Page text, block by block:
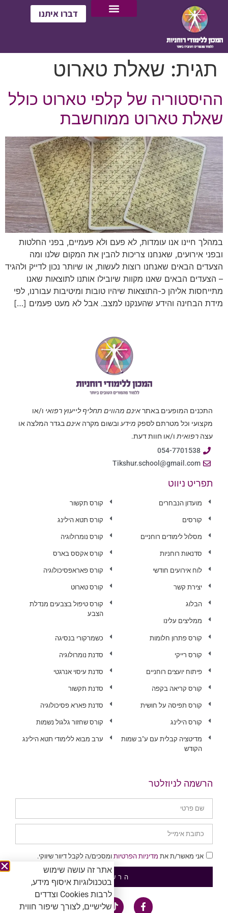
דברו איתנו
תגית: שאלת טארוט
ההיסטוריה של קלפי טארוט כולל
שאלת טארוט ממוחשבת
במהלך חיינו אנו עומדות, לא פעם ולא פעמיים, בפני החלטות
ובפני אירועים, שאנחנו צריכות להבין את המקום שלנו ומה
הצעדים הבאים שאנחנו רוצות לעשות, או שיותר נכון לדייק ולהגיד
– הצעדים הבאים שאנו מקוות שיובילו אותנו לתוצאות שאנו
מתייחסות אליהן כ-התוצאות שיהיו טובות ומיטיבות עבורנו, לפי
מידת הבחינה והידע שהענקנו למצב. אבל לא מעט פעמים […]
התכנים המופעים באתראינם מהווים תחליף לייעוץ רפואי ו/או
מקצועי וכל מטרתם לספק מידע ובשום מקרה אינםבגדר המלצה או
עצה רפואית ו/או חוות דעת.
054-7701538
Tikshur.school@gmail.com
תפריט ניווט
מועדון הנבחרים
קורסים
מסלול לימודים רוחניים
סדנאות רוחניות
לוח אירועים חודשי
יצירת קשר
הבלוג
ממליצים עלינו
קורס תקשור
קורס תטא הילינג
קורס נומרולוגיה
קורס אקסס בארס
קורס פאראפסיכולוגיה
קורס טארוט
קורס טיפול בצבעים מנדלת
הצבע
קורס פתרון חלומות
קורס רייקי
פיתוח יועצים רוחניים
קורס קריאה בקפה
קורס תפיסה על חושית
קורס הילינג
מדיטציה קבלית עם ע"ב שמות
הקודש
כשמרקורי בנסיגה
סדנת נומרולוגיה
סדנת עיסוי אנרגטי
סדנת תקשור
סדנת פארא פסיכולוגיה
קורס שחזור גלגול נשמות
ערב מבוא ללימודי תטא הילינג
הרשמה לניוזלטר
אני מאשר/ת את מדיניות הפרטיות ומסכים/ה לקבל דיוור שיווקי.
הרשמה
אתר זה עושה שימוש
בטכנולוגיות איסוף מידע,
לרבות Cookies וצדדים
שלישיים, לצורך שיפור חווית